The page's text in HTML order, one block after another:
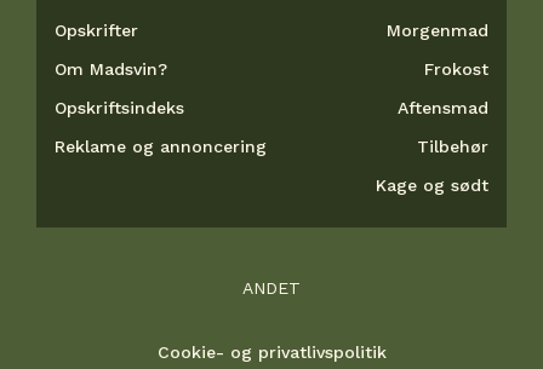
Opskrifter
Om Madsvin?
Opskriftsindeks
Reklame og annoncering
Morgenmad
Frokost
Aftensmad
Tilbehør
Kage og sødt
ANDET
Cookie- og privatlivspolitik